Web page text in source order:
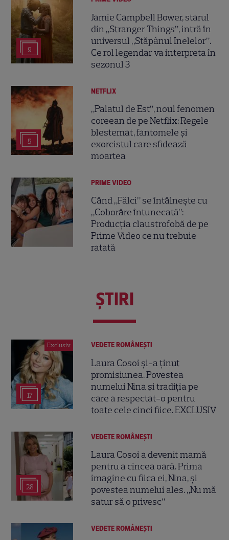
9
Jamie Campbell Bower, starul
din „Stranger Things”, intră în
universul „Stăpânul Inelelor”.
Ce rol legendar va interpreta în
sezonul 3
5
NETFLIX
„Palatul de Est”, noul fenomen
coreean de pe Netflix: Regele
blestemat, fantomele și
exorcistul care sfidează
moartea
PRIME VIDEO
Când „Fălci” se întâlnește cu
„Coborâre întunecată”:
Producția claustrofobă de pe
Prime Video ce nu trebuie
ratată
ŞTIRI
Exclusiv
17
VEDETE ROMÂNEŞTI
Laura Cosoi și-a ținut
promisiunea. Povestea
numelui Nina și tradiția pe
care a respectat-o pentru
toate cele cinci fiice. EXCLUSIV
28
VEDETE ROMÂNEŞTI
Laura Cosoi a devenit mamă
pentru a cincea oară. Prima
imagine cu fiica ei, Nina, și
povestea numelui ales. „Nu mă
satur să o privesc”
VEDETE ROMÂNEŞTI